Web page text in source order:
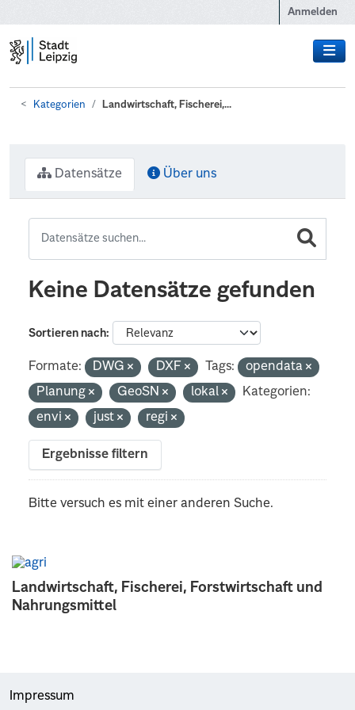
Anmelden
Kategorien Landwirtschaft, Fischerei,...
Landwirtschaft, Fischerei, Forstwirtschaft und
Nahrungsmittel
Datensätze Über uns
Keine Datensätze gefunden
Sortieren nach
Formate: DWG DXF Tags:
opendata
Planung
GeoSN lokal
Kategorien:
envi
just regi
Ergebnisse filtern
Bitte versuch es mit einer anderen Suche.
Impressum